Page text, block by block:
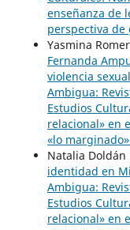
enseñanza de
perspectiva de
Yasmina
Fernanda
violencia
Ambigua:
Estudios
relacional» en
«lo
Natalia Doldán
identidad en
Ambigua:
Estudios
relacional» en